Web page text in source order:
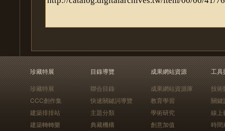
珍藏特展
珍藏特展
CCC創作集
建築排排站
建築轉轉樂
目錄導覽
聯合目錄
快速關鍵詞導覽
主題分類
典藏機構
成果網站資源
成果網站資源庫
教育學習
學術研究
創意加值
工具
技術
關鍵
線上
時間